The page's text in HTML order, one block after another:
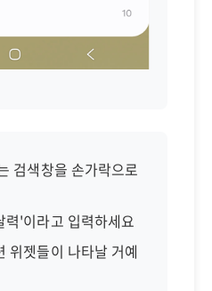
검색창을 손가락으로
력'이라고 입력하세요
위젯들이 나타날 거예